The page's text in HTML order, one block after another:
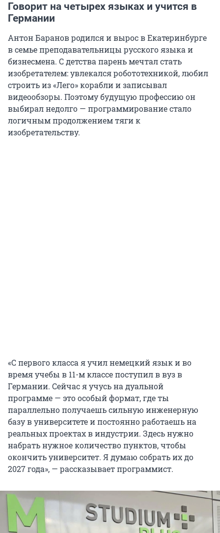
Говорит на четырех языках и учится в
Германии
Антон Баранов родился и вырос в Екатеринбурге
в семье преподавательницы русского языка и
бизнесмена. С детства парень мечтал стать
изобретателем: увлекался робототехникой, любил
строить из «Лего» корабли и записывал
видеообзоры. Поэтому будущую профессию он
выбирал недолго — программирование стало
логичным продолжением тяги к
изобретательству.
«С первого класса я учил немецкий язык и во
время учебы в 11-м классе поступил в вуз в
Германии. Сейчас я учусь на дуальной
программе — это особый формат, где ты
параллельно получаешь сильную инженерную
базу в университете и постоянно работаешь на
реальных проектах в индустрии. Здесь нужно
набрать нужное количество пунктов, чтобы
окончить университет. Я думаю собрать их до
2027 года», — рассказывает программист.